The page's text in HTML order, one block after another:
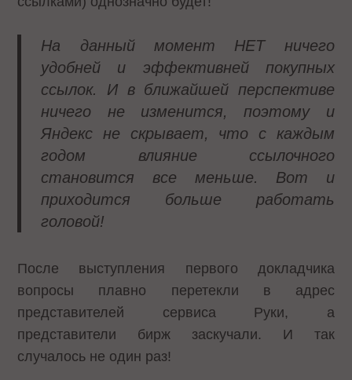
На данный момент НЕТ ничего
удобней и эффективней покупных
ссылок. И в ближайшей перспективе
ничего не изменится, поэтому и
Яндекс не скрывает, что с каждым
годом влияние ссылочного
становится все меньше. Вот и
приходится больше работать
головой!
После выступления первого докладчика
вопросы плавно перетекли в адрес
представителей сервиса Руки, а
представители бирж заскучали. И так
случалось не один раз!